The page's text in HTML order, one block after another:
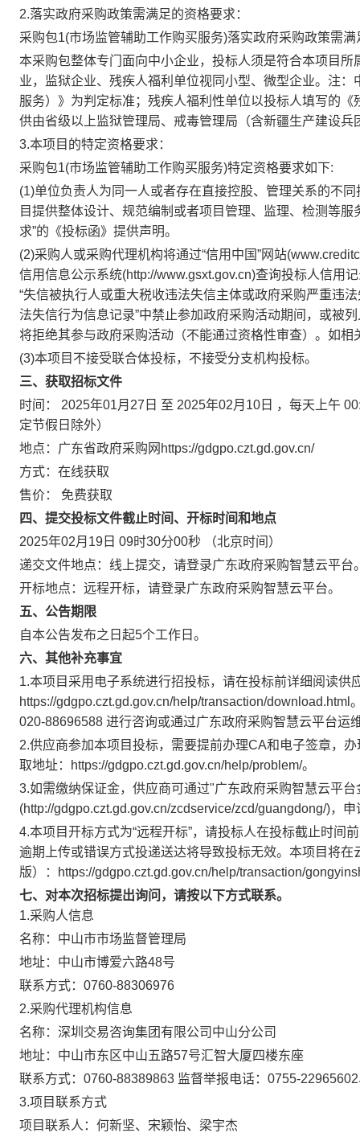
2.落实政府采购政策需满足的资格要求：
采购包1(市场监管辅助工作购买服务)落实政府采购政策需
本采购包整体专门面向中小企业，投标人须是符合本项目
业，监狱企业、残疾人福利单位视同小型、微型企业。注
服务）》为判定标准；残疾人福利性单位以投标人填写的
供由省级以上监狱管理局、戒毒管理局（含新疆生产建设
3.本项目的特定资格要求：
采购包1(市场监管辅助工作购买服务)特定资格要求如下:
(1)单位负责人为同一人或者存在直接控股、管理关系的不
目提供整体设计、规范编制或者项目管理、监理、检测等
求”的《投标函》提供声明。
(2)采购人或采购代理机构将通过“信用中国”网站
信用信息公示系统(http://www.gsxt.gov.cn)查询投标人信用
“失信被执行人或重大税收违法失信主体或政府采购严重违
法失信行为信息记录”中禁止参加政府采购活动期间，或被
将拒绝其参与政府采购活动（不能通过资格性审查）。如
(3)本项目不接受联合体投标，不接受分支机构投标。
三、获取招标文件
时间：
2025年01月27日 至 2025年02月10日 ，每天上午
定节假日除外）
地点： 广东省政府采购网https://gdgpo.czt.gd.gov.cn/
方式： 在线获取
售价：
免费获取
四、提交投标文件截止时间、开标时间和地点
2025年02月19日 09时30分00秒
（北京时间）
递交文件地点： 线上提交，请登录广东政府采购智慧云平台
开标地点： 远程开标，请登录广东政府采购智慧云平台。
五、公告期限
自本公告发布之日起5个工作日。
六、其他补充事宜
1.本项目采用电子系统进行招投标，请在投标前详细阅读供
https://gdgpo.czt.gd.gov.cn/help/transaction/
020-88696588 进行咨询或通过广东政府采购智慧云平台运
2.供应商参加本项目投标，需要提前办理CA和电子签章，
取地址：https://gdgpo.czt.gd.gov.cn/help/problem/。
3.如需缴纳保证金，供应商可通过"广东政府采购智慧云平
(http://gdgpo.czt.gd.gov.cn/zcdservice/zcd/guangdong/)，
4.本项目开标方式为“远程开标”，请投标人在投标截止时间
逾期上传或错误方式投递送达将导致投标无效。本项目将
版）：https://gdgpo.czt.gd.gov.cn/help/transaction/
七、对本次招标提出询问，请按以下方式联系。
1.采购人信息
名称： 中山市市场监督管理局
地址： 中山市博爱六路48号
联系方式： 0760-88306976
2.采购代理机构信息
名称： 深圳交易咨询集团有限公司中山分公司
地址： 中山市东区中山五路57号汇智大厦四楼东座
联系方式： 0760-88389863 监督举报电话：0755-
3.项目联系方式
项目联系人： 何新坚、宋颖怡、梁宇杰